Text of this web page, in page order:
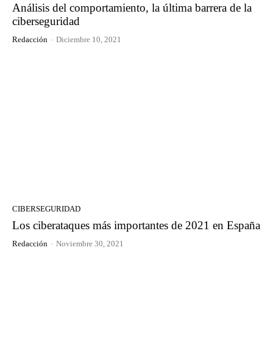
Análisis del comportamiento, la última barrera de la
ciberseguridad
Redacción - Diciembre 10, 2021
CIBERSEGURIDAD
Los ciberataques más importantes de 2021 en España
Redacción - Noviembre 30, 2021